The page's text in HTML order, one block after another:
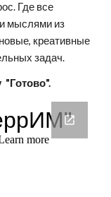
Где все
мыслями из
креативные
задач.
"Готово".